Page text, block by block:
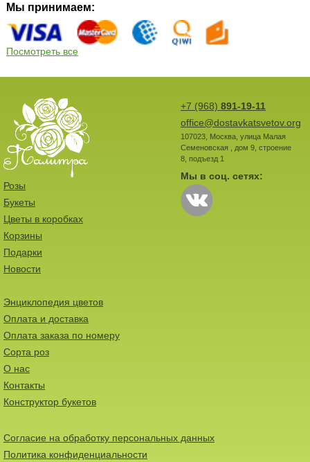
Мы принимаем:
Посмотреть все
+7 (968) 891-19-11
office@dostavkatsvetov.org
107023, Москва, улица Малая
Семеновская , дом 9, строение
8, подъезд 1
Мы в соц. сетях:
Розы
Букеты
Цветы в коробках
Корзины
Подарки
Новости
Энциклопедия цветов
Оплата и доставка
Оплата заказа по номеру
Сорта роз
О нас
Контакты
Конструктор букетов
Согласие на обработку персональных данных
Политика конфиденциальности